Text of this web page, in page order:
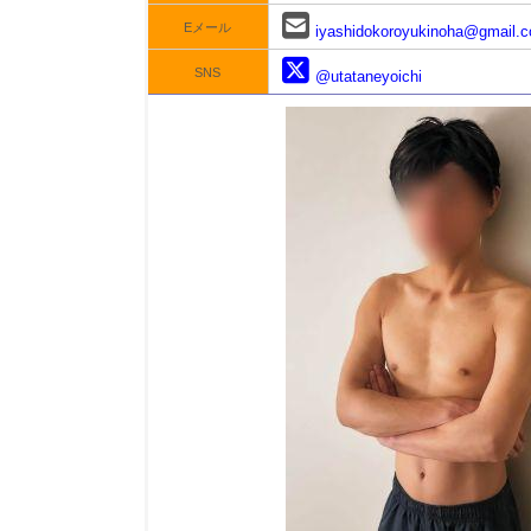
Eメール
SNS @utataneyoichi